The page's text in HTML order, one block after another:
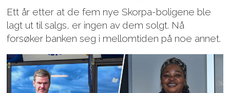
Ett år etter at de fem nye Skorpa-boligene ble
lagt ut til salgs, er ingen av dem solgt. Nå
forsøker banken seg i mellomtiden på noe annet.